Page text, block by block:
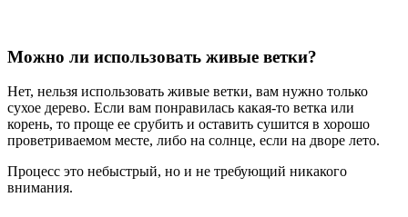
Можно ли использовать живые ветки?
Нет, нельзя использовать живые ветки, вам нужно только
сухое дерево. Если вам понравилась какая-то ветка или
корень, то проще ее срубить и оставить сушится в хорошо
проветриваемом месте, либо на солнце, если на дворе лето.
Процесс это небыстрый, но и не требующий никакого
внимания.